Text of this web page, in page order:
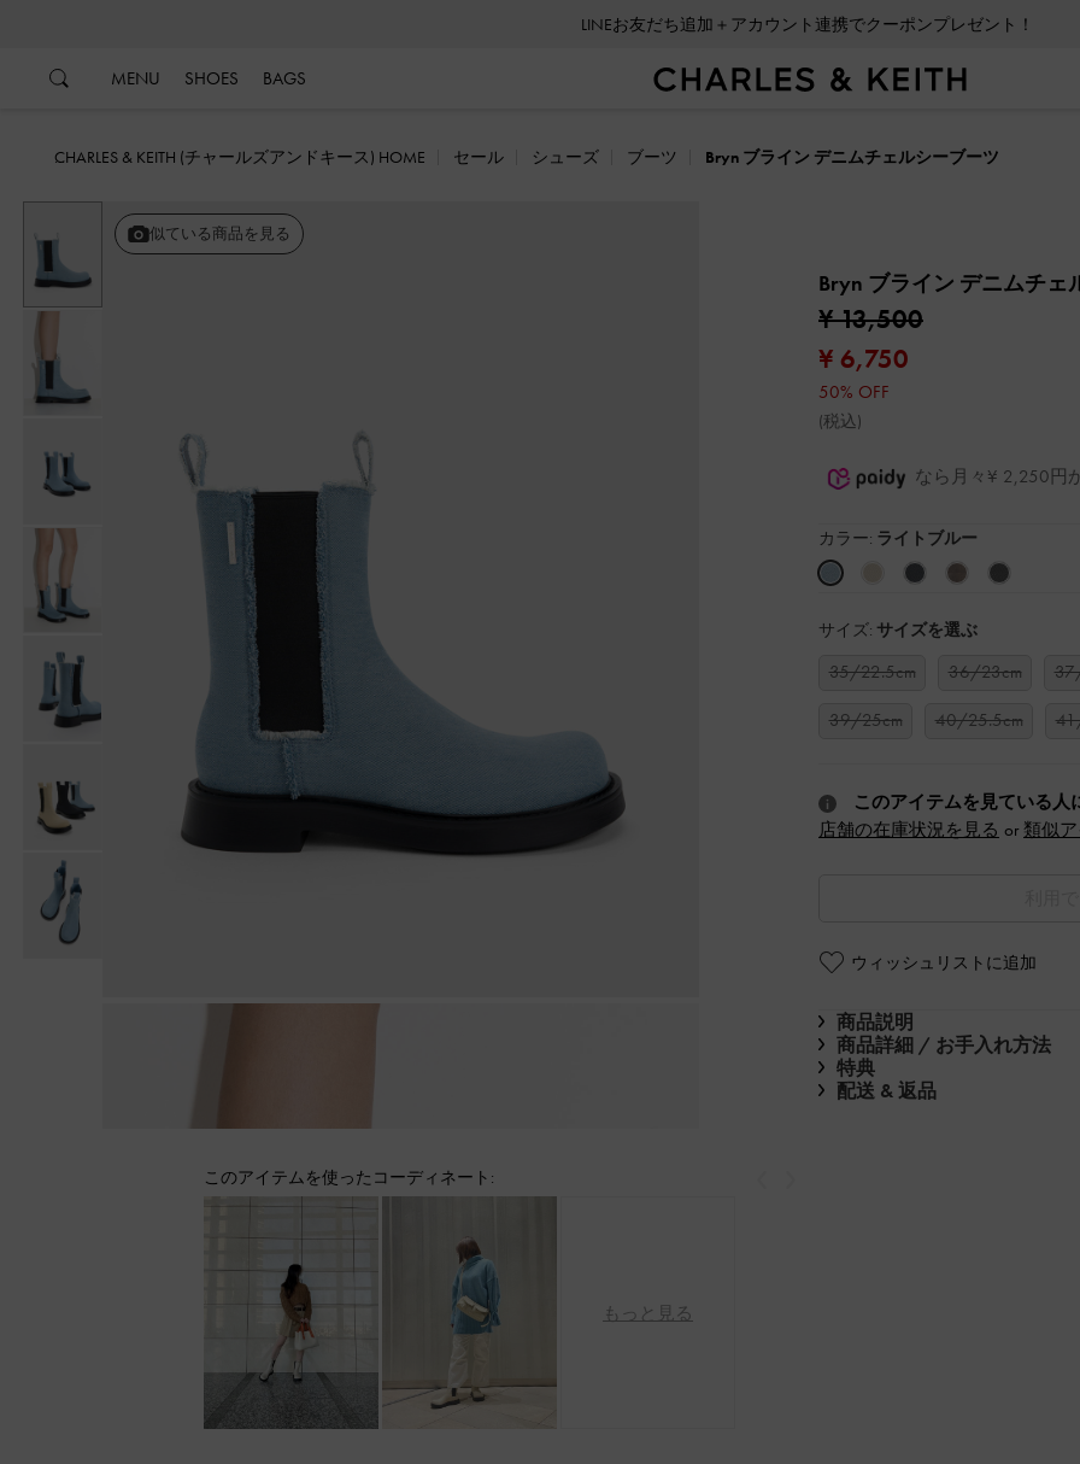
LINEお友だち追加＋アカウント連携でクーポンプレゼント！
MENU SHOES BAGS
CHARLES & KEITH (チャールズアンドキース) HOME セール シューズ ブーツ Bryn ブライン デニムチェルシーブーツ
似ている商品を見る
Bryn ブライン デニムチェ
¥ 13,500
¥ 6,750
50% OFF
(税込)
なら月々¥ 2,250円
カラー: ライトブルー
サイズ: サイズを選ぶ
35/22.5cm 36/23cm
39/25cm
40/25.5cm
このアイテムを見ている人
店舗の在庫状況を見る or 類似
ウィッシュリストに追加
商品説明
商品詳細 / お手入れ方法
特典
配送 & 返品
このアイテムを使ったコーディネート:
もっと見る